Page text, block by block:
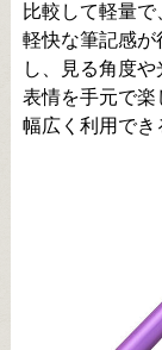
比較して軽量
軽快な筆記感が
し、見る角度
表情を手元で
幅広く利用でき